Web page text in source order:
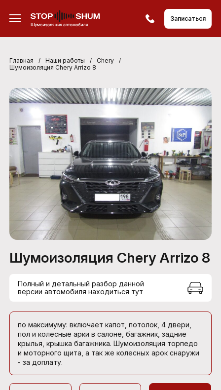
Записаться
Главная / Наши работы / Chery
/
Шумоизоляция Chery Arrizo 8
Шумоизоляция Chery Arrizo 8
Полный и детальный разбор данной
версии автомобиля находиться тут
по максимуму: включает капот, потолок, 4 двери,
пол и колесные арки в салоне, багажник, задние
крылья, крышка багажника. Шумоизоляция торпедо
и моторного щита, а так же колесных арок снаружи
- за доплату.